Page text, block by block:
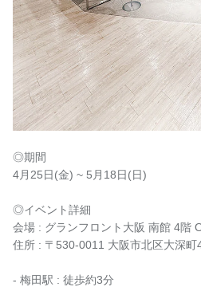
◎期間
4月25日(金) ~ 5月18日(日)
◎イベント詳細
会場 : グランフロント大阪 南館 4階
住所 : 〒530-0011 大阪市北区大深町
- 梅田駅 : 徒歩約3分